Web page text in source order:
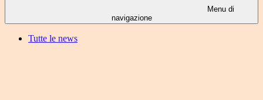
Menu di
navigazione
Tutte le news